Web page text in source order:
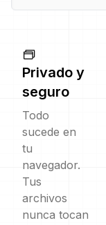
Privado y
seguro
Todo
sucede en
tu
navegador.
Tus
archivos
nunca tocan